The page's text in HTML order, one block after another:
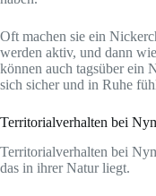
Oft machen sie ein
werden aktiv, und dann
können auch tagsüber ein
sich sicher und in Ruhe
Territorialverhalten bei
Territorialverhalten bei
das in ihrer Natur liegt.